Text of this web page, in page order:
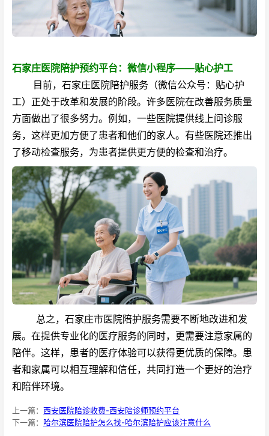
石家庄医院陪护预约平台：微信小程序——贴心护工
目前，石家庄医院陪护服务（微信公众号：贴心护
工）正处于改革和发展的阶段。许多医院在改善服务质量
方面做出了很多努力。例如，一些医院提供线上问诊服
务，这样更加方便了患者和他们的家人。有些医院还推出
了移动检查服务，为患者提供更方便的检查和治疗。
总之，石家庄市医院陪护服务需要不断地改进和发
展。在提供专业化的医疗服务的同时，更需要注意家属的
陪伴。这样，患者的医疗体验可以获得更优质的保障。患
者和家属可以相互理解和信任，共同打造一个更好的治疗
和陪伴环境。
上一篇： 西安医院陪诊收费-西安陪诊师预约平台
下一篇： 哈尔滨医院陪护怎么找-哈尔滨陪护应该注意什么